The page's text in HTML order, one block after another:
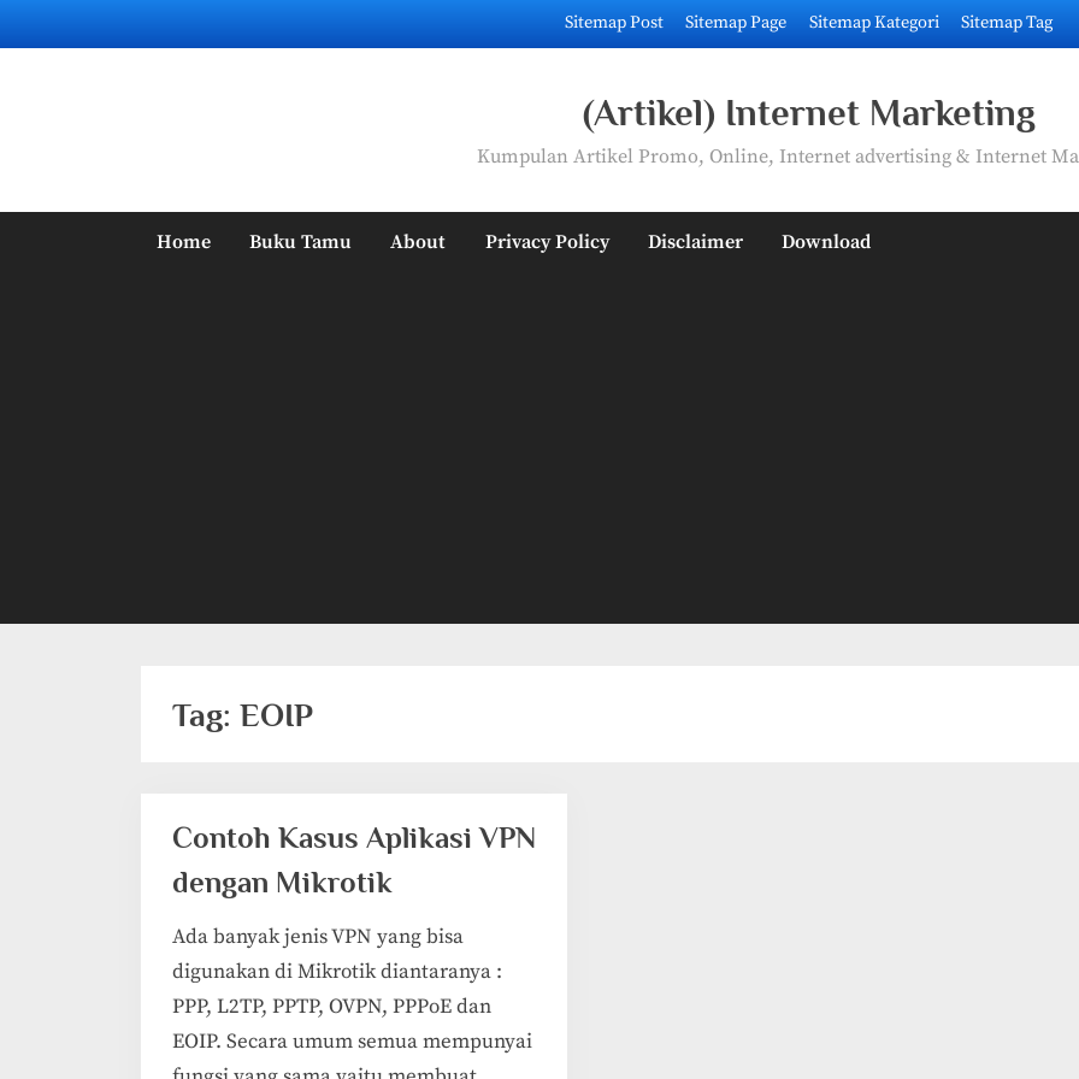
to
Sitemap Post Sitemap Page Sitemap Kategori Sitemap Tag
(Artikel) Internet Marketing
Kumpulan Artikel Promo, Online, Internet advertising & Internet
Home Buku Tamu About Privacy Policy Disclaimer Download
Tag: EOIP
Contoh Kasus Aplikasi VPN
dengan Mikrotik
Ada banyak jenis VPN yang bisa
digunakan di Mikrotik diantaranya :
PPP, L2TP, PPTP, OVPN, PPPoE dan
EOIP. Secara umum semua mempunyai